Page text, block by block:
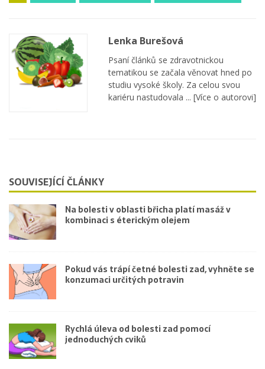
Lenka Burešová
Psaní článků se zdravotnickou
tematikou se začala věnovat hned po
studiu vysoké školy. Za celou svou
kariéru nastudovala ... [Více o autorovi]
SOUVISEJÍCÍ ČLÁNKY
Na bolesti v oblasti břicha platí masáž v
kombinaci s éterickým olejem
Pokud vás trápí četné bolesti zad, vyhněte se
konzumaci určitých potravin
Rychlá úleva od bolesti zad pomocí
jednoduchých cviků